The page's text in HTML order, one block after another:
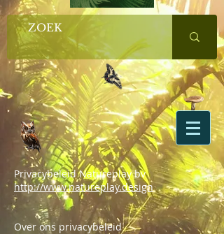
Privacybeleid Natureplay bv
http://www.natureplay.design
Over ons privacybeleid